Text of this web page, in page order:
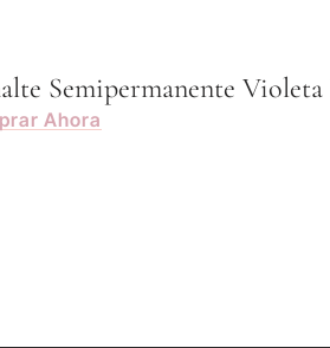
Semipermanente Violeta
Ahora